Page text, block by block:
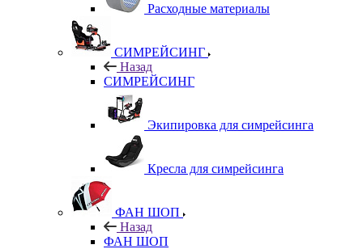
Расходные материалы
СИМРЕЙСИНГ
Назад
СИМРЕЙСИНГ
Экипировка для симрейсинга
Кресла для симрейсинга
ФАН ШОП
Назад
ФАН ШОП